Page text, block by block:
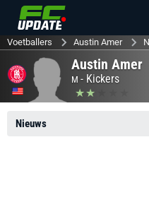
Voetballers Austin Amer
Austin Amer
M - Kickers
Nieuws